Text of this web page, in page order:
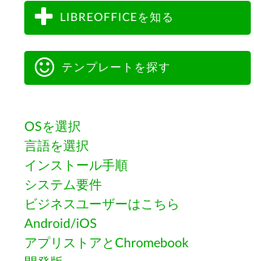
LIBREOFFICEを知る
テンプレートを探す
OSを選択
言語を選択
インストール手順
システム要件
ビジネスユーザーはこちら
Android/iOS
アプリストアとChromebook